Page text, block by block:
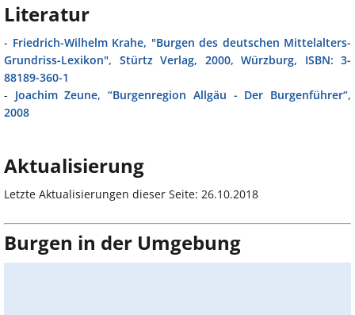
Literatur
- Friedrich-Wilhelm Krahe, "Burgen des deutschen Mittelalters-
Grundriss-Lexikon", Stürtz Verlag, 2000, Würzburg, ISBN: 3-
88189-360-1
- Joachim Zeune, “Burgenregion Allgäu - Der Burgenführer“,
2008
Aktualisierung
Letzte Aktualisierungen dieser Seite: 26.10.2018
Burgen in der Umgebung